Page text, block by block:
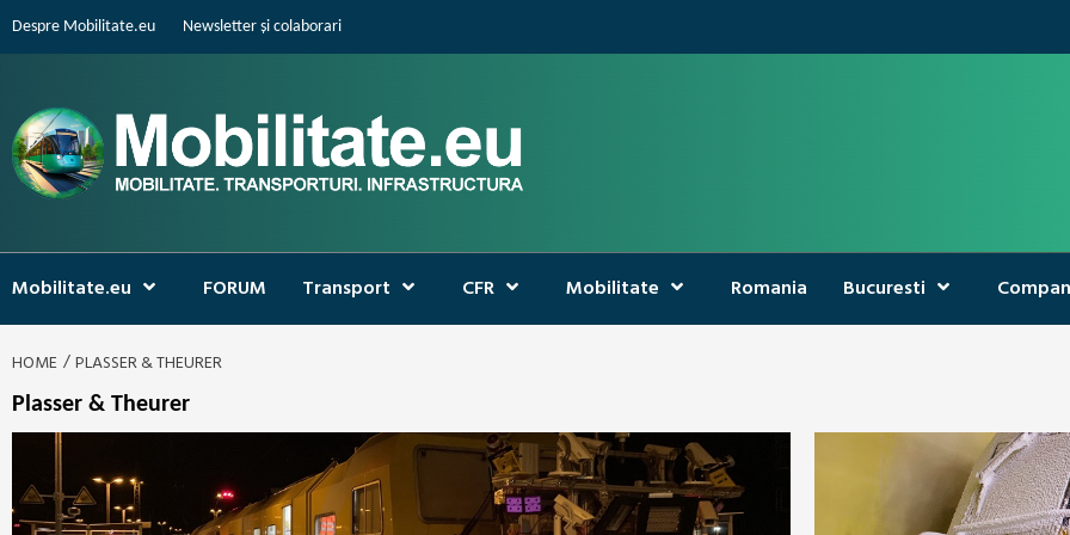
Despre Mobilitate.eu Newsletter și colaborari
Mobilitate.eu FORUM Transport CFR Mobilitate Romania Bucuresti
HOME PLASSER & THEURER
Plasser & Theurer